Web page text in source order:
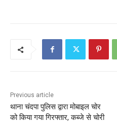
Previous article
थाना चंदपा पुलिस द्वारा मोबाइल चोर
को किया गया गिरफ्तार, कब्जे से चोरी